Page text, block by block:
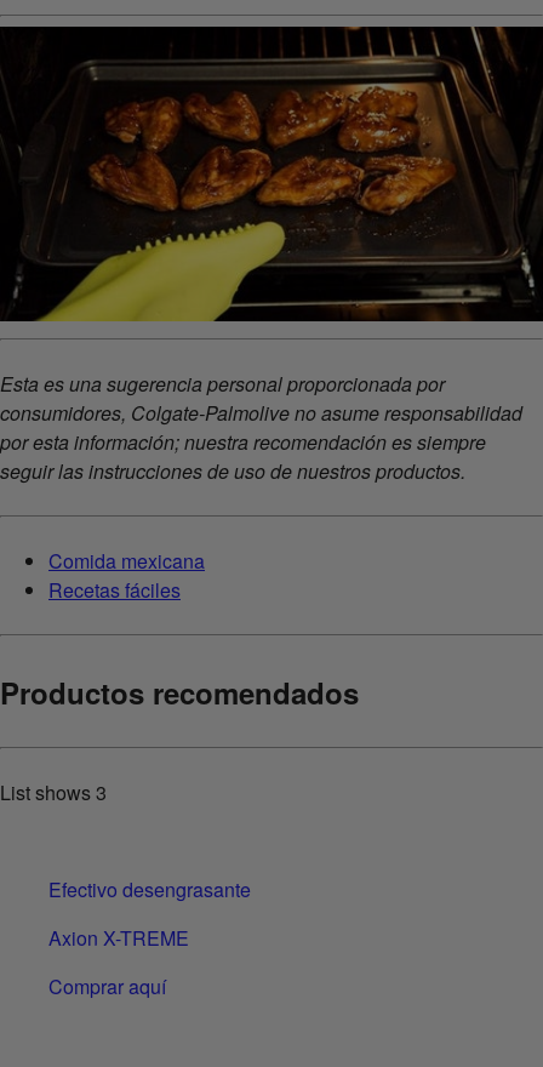
Esta es una sugerencia personal proporcionada por
consumidores, Colgate-Palmolive no asume responsabilidad
por esta información; nuestra recomendación es siempre
seguir las instrucciones de uso de nuestros productos.
Comida mexicana
Recetas fáciles
Productos recomendados
List shows3
Efectivo desengrasante
Axion X-TREME
Comprar aquí